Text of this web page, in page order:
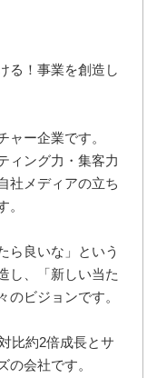
る！事業を創造し
ャー企業です。
ィング力・集客力
社メディアの立ち
。
ら良いな」という
し、「新しい当た
のビジョンです。
比約2倍成長とサ
の会社です。